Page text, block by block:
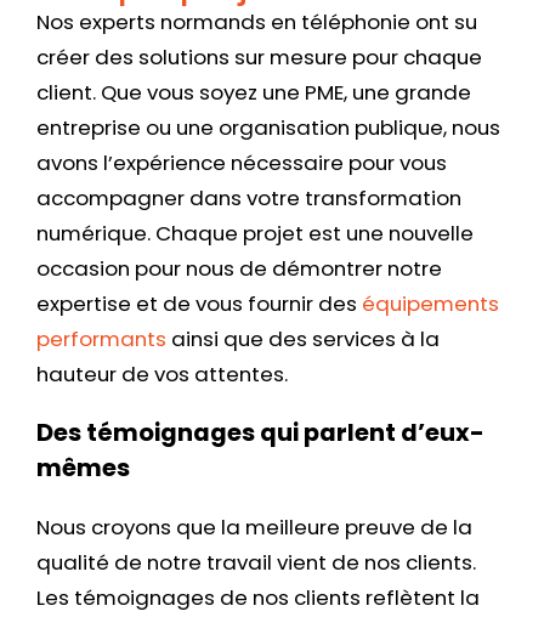
Nos experts normands en téléphonie ont su
créer des solutions sur mesure pour chaque
client. Que vous soyez une PME, une grande
entreprise ou une organisation publique, nous
avons l’expérience nécessaire pour vous
accompagner dans votre transformation
numérique. Chaque projet est une nouvelle
occasion pour nous de démontrer notre
expertise et de vous fournir des équipements
performants ainsi que des services à la
hauteur de vos attentes.
Des témoignages qui parlent d’eux-
mêmes
Nous croyons que la meilleure preuve de la
qualité de notre travail vient de nos clients.
Les témoignages de nos clients reflètent la